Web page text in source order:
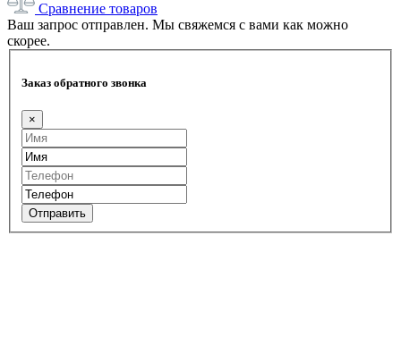
Сравнение товаров
Ваш запрос отправлен. Мы свяжемся с вами как можно
скорее.
Заказ обратного звонка
×
Отправить